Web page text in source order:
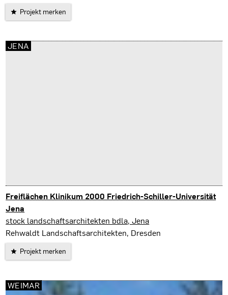
Projekt merken
Freiflächen Klinikum 2000 Friedrich-Schiller-Universität
Jena
Jena
stock landschaftsarchitekten bdla, Jena
Rehwaldt Landschaftsarchitekten, Dresden
Projekt merken
JENA
WEIMAR